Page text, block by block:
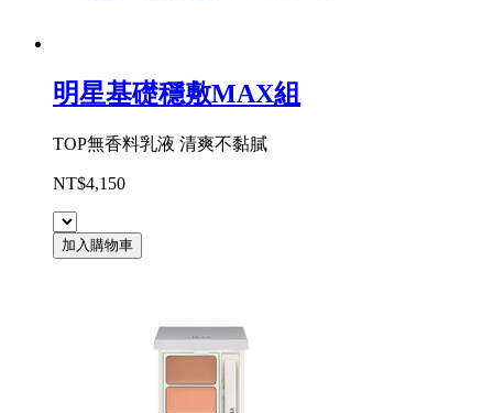
明星基礎穩敷MAX組
TOP無香料乳液 清爽不黏膩
NT$4,150
加入購物車